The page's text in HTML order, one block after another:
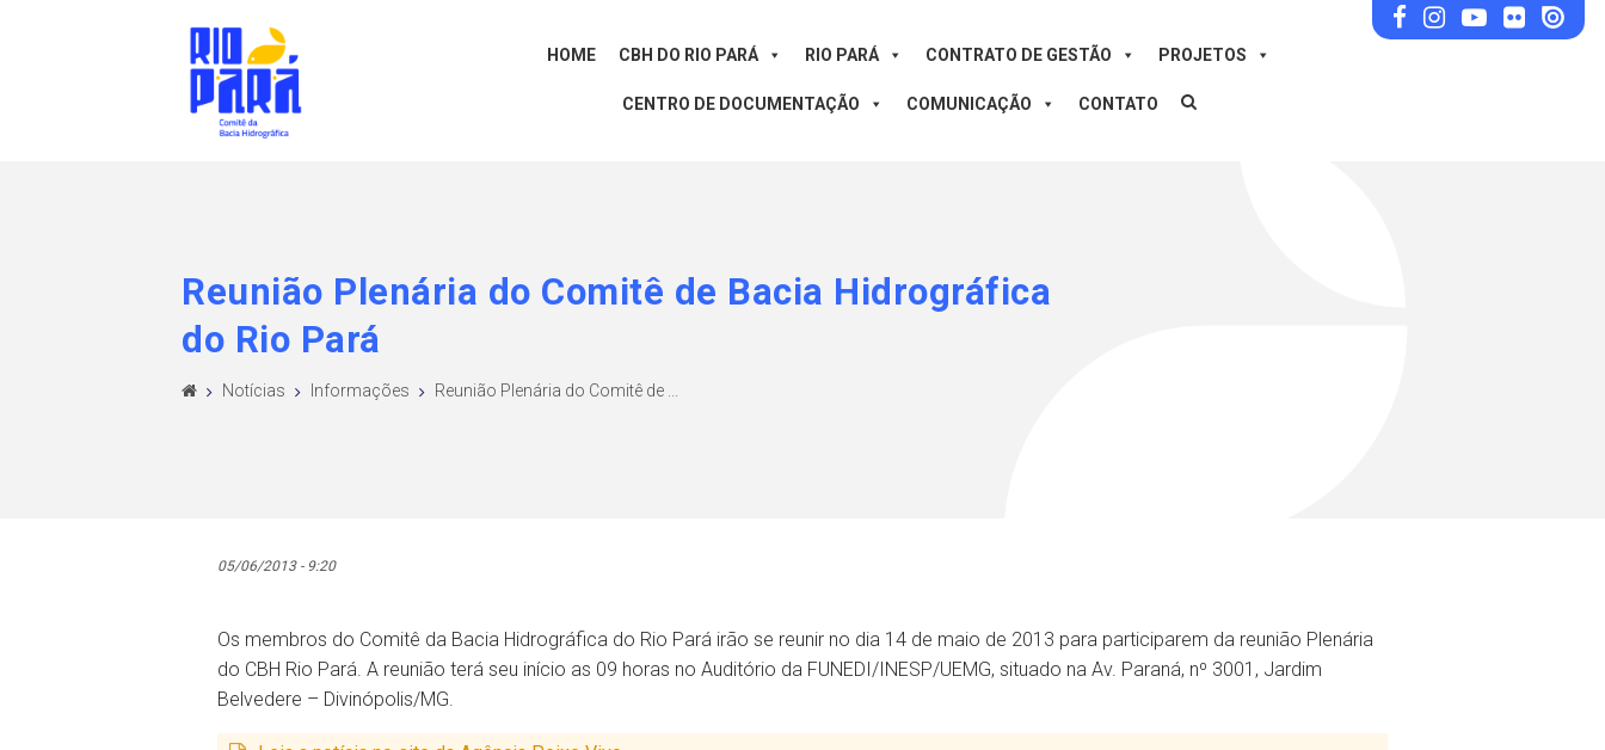
HOME CBH DO RIO PARÁ RIO PARÁ CONTRATO DE GESTÃO PROJETOS
CENTRO DE DOCUMENTAÇÃO COMUNICAÇÃO CONTATO
Reunião Plenária do Comitê de Bacia Hidrográfica
do Rio Pará
Notícias Informações Reunião Plenária do Comitê de ...
05/06/2013 - 9:20
Os membros do Comitê da Bacia Hidrográfica do Rio Pará irão se reunir no dia 14 de maio de 2013 para participarem da reunião Plenária
do CBH Rio Pará. A reunião terá seu início as 09 horas no Auditório da FUNEDI/INESP/UEMG, situado na Av. Paraná, nº 3001, Jardim
Belvedere – Divinópolis/MG.